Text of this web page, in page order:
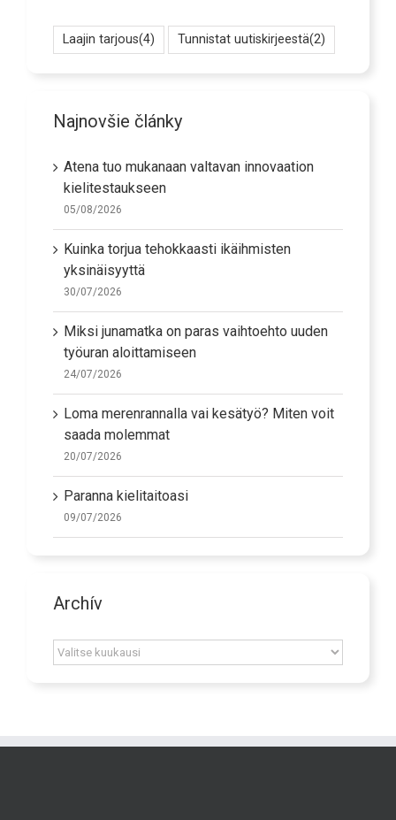
Laajin tarjous(4) Tunnistat uutiskirjeestä(2)
Najnovšie články
Atena tuo mukanaan valtavan innovaation
kielitestaukseen
05/08/2026
Kuinka torjua tehokkaasti ikäihmisten
yksinäisyyttä
30/07/2026
Miksi junamatka on paras vaihtoehto uuden
työuran aloittamiseen
24/07/2026
Loma merenrannalla vai kesätyö? Miten voit
saada molemmat
20/07/2026
Paranna kielitaitoasi
09/07/2026
Archív
Archív